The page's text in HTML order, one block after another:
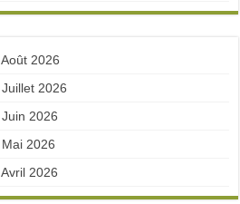
2026
2026
2026
2026
2026